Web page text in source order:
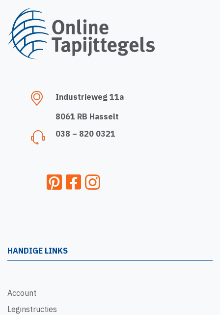
Industrieweg 11a
8061 RB Hasselt
038 – 820 0321
HANDIGE LINKS
Account
Leginstructies